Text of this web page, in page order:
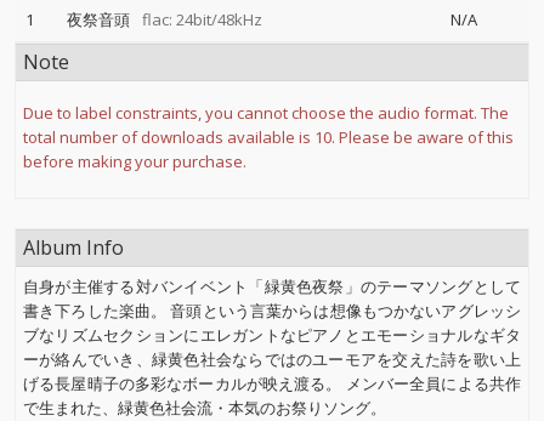
1 夜祭音頭 flac: 24bit/48kHz N/A
Note
Due to label constraints, you cannot choose the audio format. The
total number of downloads available is 10. Please be aware of this
before making your purchase.
Album Info
自身が主催する対バンイベント「緑黄色夜祭」のテーマソングとして
書き下ろした楽曲。 音頭という言葉からは想像もつかないアグレッシ
ブなリズムセクションにエレガントなピアノとエモーショナルなギタ
ーが絡んでいき、緑黄色社会ならではのユーモアを交えた詩を歌い上
げる長屋晴子の多彩なボーカルが映え渡る。 メンバー全員による共作
で生まれた、緑黄色社会流・本気のお祭りソング。